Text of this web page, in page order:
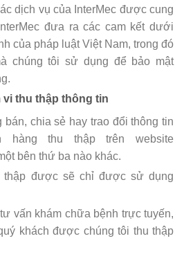
dịch vụ của InterMec được cung
đưa ra các cam kết dưới
của pháp luật Việt Nam, trong đó
chúng tôi sử dụng để bảo mật
vi thu thập thông tin
bán, chia sẻ hay trao đổi thông tin
hàng thu thập trên website
bên thứ ba nào khác.
thập được sẽ chỉ được sử dụng
vấn khám chữa bệnh trực tuyến,
khách được chúng tôi thu thập